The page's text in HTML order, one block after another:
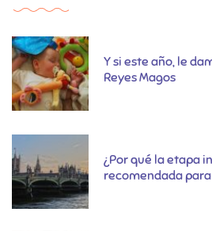
Y si este año, le
Reyes Magos
¿Por qué la etapa
recomendada